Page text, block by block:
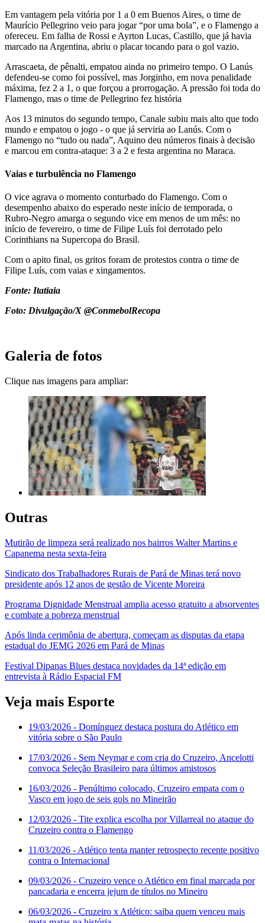
Em vantagem pela vitória por 1 a 0 em Buenos Aires, o time de
Maurício Pellegrino veio para jogar “por uma bola”, e o Flamengo a
ofereceu. Em falha de Rossi e Ayrton Lucas, Castillo, que já havia
marcado na Argentina, abriu o placar tocando para o gol vazio.
Arrascaeta, de pênalti, empatou ainda no primeiro tempo. O Lanús
defendeu-se como foi possível, mas Jorginho, em nova penalidade
máxima, fez 2 a 1, o que forçou a prorrogação. A pressão foi toda do
Flamengo, mas o time de Pellegrino fez história
Aos 13 minutos do segundo tempo, Canale subiu mais alto que todo
mundo e empatou o jogo - o que já serviria ao Lanús. Com o
Flamengo no “tudo ou nada”, Aquino deu números finais à decisão
e marcou em contra-ataque: 3 a 2 e festa argentina no Maraca.
Vaias e turbulência no Flamengo
O vice agrava o momento conturbado do Flamengo. Com o
desempenho abaixo do esperado neste início de temporada, o
Rubro-Negro amarga o segundo vice em menos de um mês: no
início de fevereiro, o time de Filipe Luís foi derrotado pelo
Corinthians na Supercopa do Brasil.
Com o apito final, os gritos foram de protestos contra o time de
Filipe Luís, com vaias e xingamentos.
Fonte: Itatiaia
Foto: Divulgação/X @ConmebolRecopa
Galeria de fotos
Clique nas imagens para ampliar:
Outras
Mutirão de limpeza será realizado nos bairros Walter Martins e
Capanema nesta sexta-feira
Sindicato dos Trabalhadores Rurais de Pará de Minas terá novo
presidente após 12 anos de gestão de Vicente Moreira
Programa Dignidade Menstrual amplia acesso gratuito a absorventes
e combate a pobreza menstrual
Após linda cerimônia de abertura, começam as disputas da etapa
estadual do JEMG 2026 em Pará de Minas
Festival Dipanas Blues destaca novidades da 14ª edição em
entrevista à Rádio Espacial FM
Veja mais Esporte
19/03/2026 - Domínguez destaca postura do Atlético em
vitória sobre o São Paulo
17/03/2026 - Sem Neymar e com cria do Cruzeiro, Ancelotti
convoca Seleção Brasileiro para últimos amistosos
16/03/2026 - Penúltimo colocado, Cruzeiro empata com o
Vasco em jogo de seis gols no Mineirão
12/03/2026 - Tite explica escolha por Villarreal no ataque do
Cruzeiro contra o Flamengo
11/03/2026 - Atlético tenta manter retrospecto recente positivo
contra o Internacional
09/03/2026 - Cruzeiro vence o Atlético em final marcada por
pancadaria e encerra jejum de títulos no Mineiro
06/03/2026 - Cruzeiro x Atlético: saiba quem venceu mais